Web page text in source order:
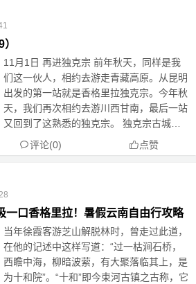
11月1日 再进独克宗 前年秋天，同样是我
们这一伙人，相约去游走青藏高原。从昆明
出发的第一站就是香格里拉独克宗。今年秋
天，我们再次相约去游川西甘南，最后一站
又回到了这熟悉的独克宗。 独克宗古城，
是一座有着1300多年历史的文化古城，曾
是茶马古道的枢纽，也是中国保存最好、最
评论(0) 点赞
一口香格里拉！暑假云南自由行攻略
当年徐霞客游芝山解脱林时，曾走过此道，
在他的记述中这样写道：“过一枯涧石桥，
西瞻中海，柳暗波萦，有大聚落临其上，是
为十和院”。“十和”即今束河古镇之古称，它